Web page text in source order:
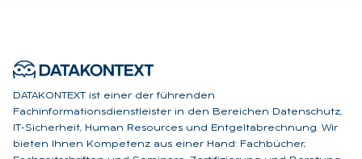
DATAKONTEXT ist einer der führenden
Fachinformationsdienstleister in den Bereichen Datenschutz,
IT-Sicherheit, Human Resources und Entgeltabrechnung. Wir
bieten Ihnen Kompetenz aus einer Hand: Fachbücher,